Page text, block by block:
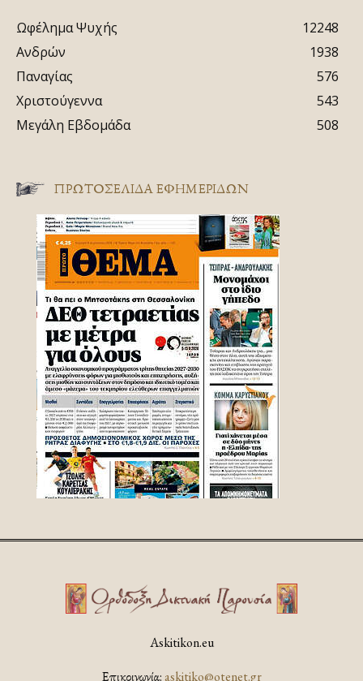
Ωφέλημα Ψυχής
12248
Ανδρών
1938
Παναγίας
576
Χριστούγεννα
543
Μεγάλη Εβδομάδα
508
ΠΡΩΤΟΣΈΛΙΔΑ ΕΦΗΜΕΡΊΔΩΝ
Askitikon.eu
Επικοινωνία:askitiko@otenet.gr